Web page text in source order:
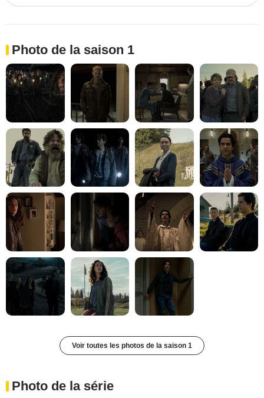
Photo de la saison 1
Voir toutes les photos de la saison 1
Photo de la série